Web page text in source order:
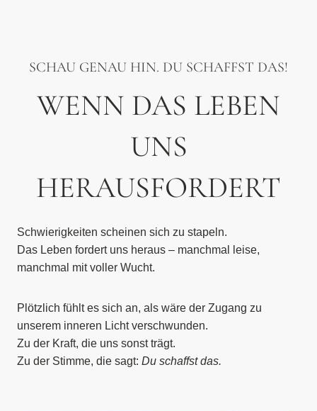
SCHAU GENAU HIN. DU SCHAFFST DAS!
WENN DAS LEBEN
UNS
HERAUSFORDERT
Schwierigkeiten scheinen sich zu stapeln.
Das Leben fordert uns heraus – manchmal leise,
manchmal mit voller Wucht.
Plötzlich fühlt es sich an, als wäre der Zugang zu
unserem inneren Licht verschwunden.
Zu der Kraft, die uns sonst trägt.
Zu der Stimme, die sagt: Du schaffst das.